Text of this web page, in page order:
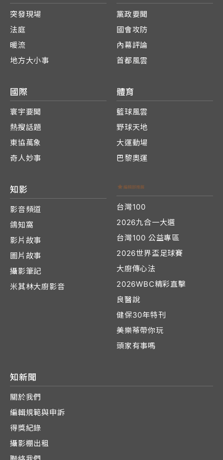
突發現場
法庭
暖流
地方大小事
黨政要聞
國會攻防
內幕評論
首都風雲
國際
寰宇要聞
熱搜話題
東協萬象
奇人妙事
體育
籃球風雲
野球天地
大運動場
巴黎奧運
知影
影音頻道
鴿知窩
影片故事
圖片故事
攝影筆記
米其林大廚影音
台灣100
2026九合一大選
台灣100 公益專區
2026世界盃足球賽
大廚傳心法
2026WBC精彩直擊
良醫說
健保30年特刊
美樂蒂帶你玩
頭家有事嗎
知新聞
關於我們
編輯規範與申訴
得獎紀錄
攝影棚出租